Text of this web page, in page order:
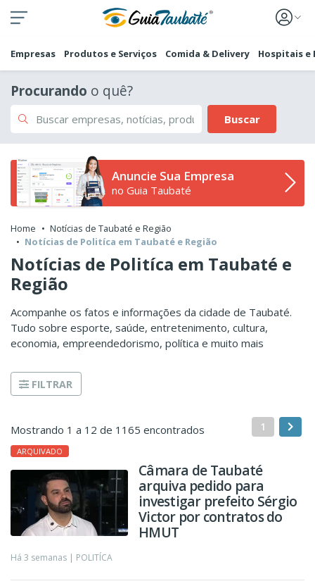
Empresas Produtos e Serviços Comida & Delivery Hospitais e
Procurando o quê?
Buscar
Anuncie Sua Empresa
no Guia Taubaté
Home
Notícias de Taubaté e Região
Notícias de Politíca em Taubaté e Região
Notícias de Politíca em Taubaté e
Região
Acompanhe os fatos e informações da cidade de Taubaté.
Tudo sobre esporte, saúde, entretenimento, cultura,
economia, empreendedorismo, política e muito mais
FILTRAR
Mostrando 1 a 12 de 1165 encontrados 1
ARQUIVADO
Câmara de Taubaté
arquiva pedido para
investigar prefeito Sérgio
Victor por contratos do
HMUT
Há 3 semanas | POLITÍCA